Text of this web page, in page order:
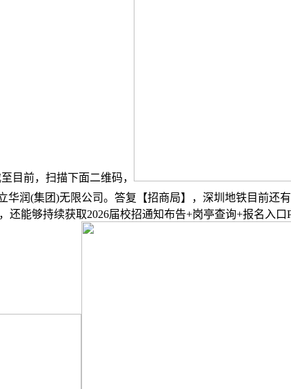
目前，扫描下面二维码，
润(集团)无限公司。答复【招商局】，深圳地铁目前还
能够持续获取2026届校招通知布告+岗亭查询+报名入